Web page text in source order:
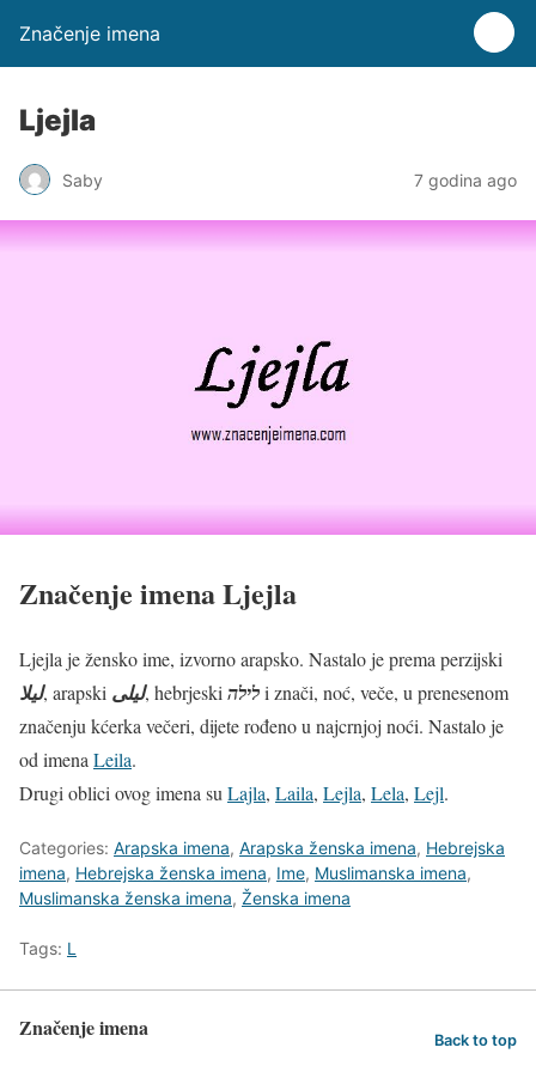
Značenje imena
Ljejla
Saby 7 godina ago
Značenje imena Ljejla
Ljejla je žensko ime, izvorno arapsko. Nastalo je prema perzijski
لیلا‎, arapski ليلى, hebrjeski לילהi znači, noć, veče, u prenesenom
značenju kćerka večeri, dijete rođeno u najcrnjoj noći. Nastalo je
od imena Leila.
Drugi oblici ovog imena su Lajla, Laila, Lejla, Lela, Lejl.
Categories: Arapska imena, Arapska ženska imena, Hebrejska
imena, Hebrejska ženska imena, Ime, Muslimanska imena,
Muslimanska ženska imena, Ženska imena
Tags: L
Značenje imena Back to top